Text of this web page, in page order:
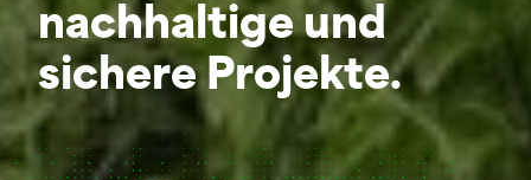
nachhaltige und
sichere Projekte.